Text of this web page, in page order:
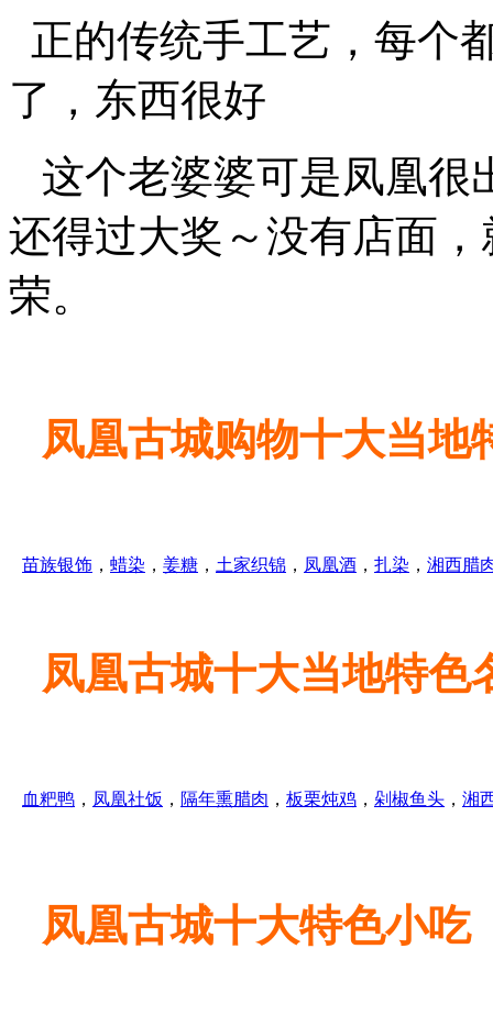
正的传统手工艺，每个
了，东西很好
这个老婆婆可是凤凰很
还得过大奖～没有店面
荣。
凤凰古城购物十大当地
苗族银饰 ， 蜡染 ， 姜糖 ， 土家织锦 ， 凤凰酒 ， 扎染 ， 湘西腊
凤凰古城十大当地特色
血粑鸭 ， 凤凰社饭 ， 隔年熏腊肉 ， 板栗炖鸡 ， 剁椒鱼头 ， 湘
凤凰古城十大特色小吃